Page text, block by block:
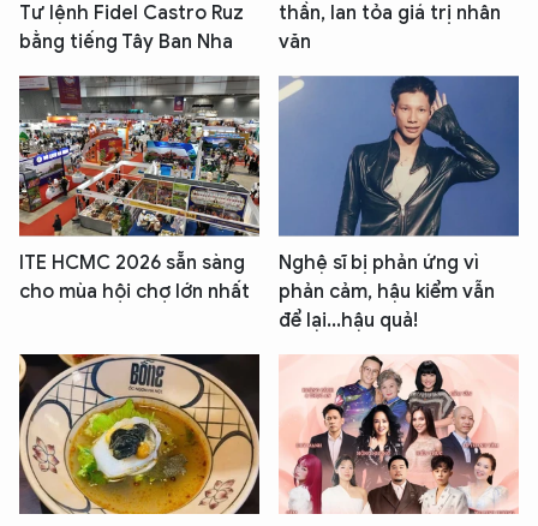
Tư lệnh Fidel Castro Ruz
bằng tiếng Tây Ban Nha
thần, lan tỏa giá trị nhân
văn
ITE HCMC 2026 sẵn sàng
cho mùa hội chợ lớn nhất
Nghệ sĩ bị phản ứng vì
phản cảm, hậu kiểm vẫn
để lại...hậu quả!